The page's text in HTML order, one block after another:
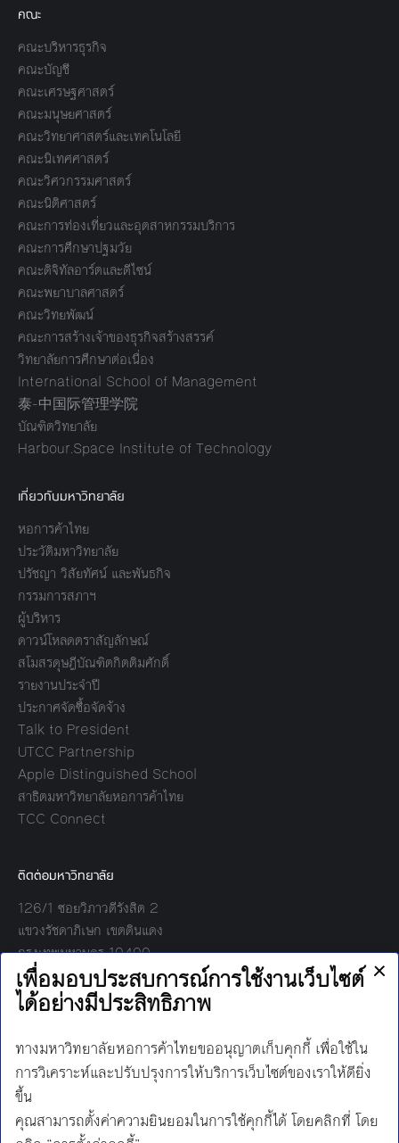
คณะ
คณะบริหารธุรกิจ
คณะบัญชี
คณะเศรษฐศาสตร์
คณะมนุษยศาสตร์
คณะวิทยาศาสตร์และเทคโนโลยี
คณะนิเทศศาสตร์
คณะวิศวกรรมศาสตร์
คณะนิติศาสตร์
คณะการท่องเที่ยวและอุตสาหกรรมบริการ
คณะการศึกษาปฐมวัย
คณะดิจิทัลอาร์ตและดีไซน์
คณะพยาบาลศาสตร์
คณะวิทยพัฒน์
คณะการสร้างเจ้าของธุรกิจสร้างสรรค์
วิทยาลัยการศึกษาต่อเนื่อง
International School of Management
泰-中国际管理学院
บัณฑิตวิทยาลัย
Harbour.Space Institute of Technology
เกี่ยวกับมหาวิทยาลัย
หอการค้าไทย
ประวัติมหาวิทยาลัย
ปรัชญา วิสัยทัศน์ และพันธกิจ
กรรมการสภาฯ
ผู้บริหาร
ดาวน์โหลดตราสัญลักษณ์
สโมสรดุษฎีบัณฑิตกิตติมศักดิ์
รายงานประจำปี
ประกาศจัดซื้อจัดจ้าง
Talk to President
UTCC Partnership
Apple Distinguished School
สาธิตมหาวิทยาลัยหอการค้าไทย
TCC Connect
ติดต่อมหาวิทยาลัย
126/1 ซอยวิภาวดีรังสิต 2
แขวงรัชดาภิเษก เขตดินแดง
กรุงเทพมหานคร 10400
โทร:
02-697-6000
เวลาทำการ:
8.30 - 17.00
Find us on:
Facebook
TwitterYouTube
Instagram
LineMail